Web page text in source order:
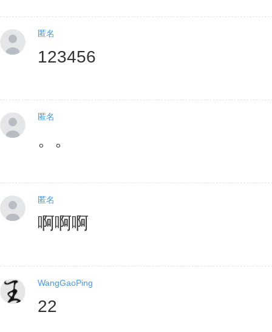
匿名
123456
匿名
。。
匿名
啊啊啊
WangGaoPing
22